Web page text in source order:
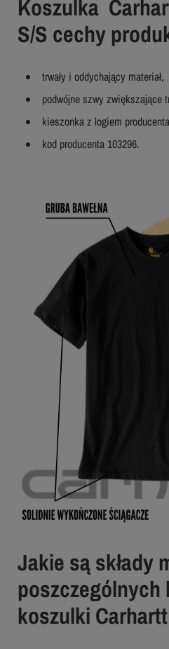
Koszulka
S/S cechy
trwały i oddychający materiał,
podwójne szwy zwiększające
kieszonka z logiem
kod producenta 103296.
Jakie są składy
poszczególnych
koszulki